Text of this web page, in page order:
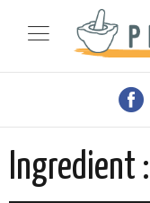
Ingredient :